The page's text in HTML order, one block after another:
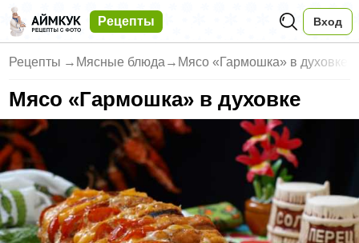
Рецепты Вход
Рецепты → Мясные блюда → Мясо «Гармошка» в духовке
Мясо «Гармошка» в духовке